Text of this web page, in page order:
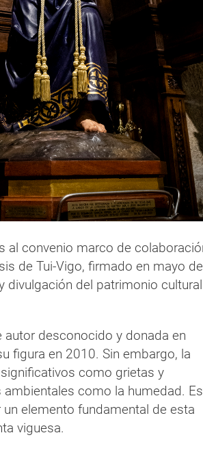
al convenio marco de
de Tui-Vigo, firmado en mayo de
divulgación del patrimonio cultural
autor desconocido y donada en
figura en 2010. Sin embargo, la
como grietas y
como la humedad.
elemento fundamental de esta
viguesa.